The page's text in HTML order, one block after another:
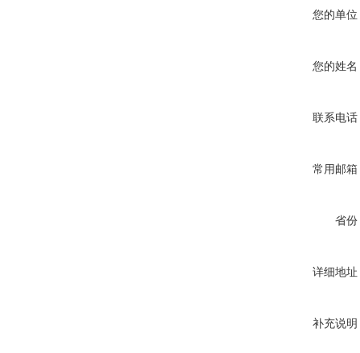
您的单位
您的姓名
联系电话
常用邮箱
省份
详细地址
补充说明